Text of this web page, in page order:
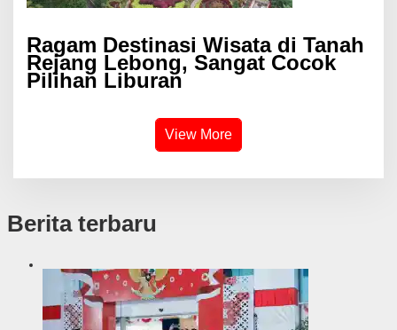
Ragam Destinasi Wisata di Tanah
Rejang Lebong, Sangat Cocok
Pilihan Liburan
View More
Berita terbaru